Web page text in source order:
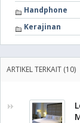
Handphone
Kerajinan
ARTIKEL TERKAIT (10)